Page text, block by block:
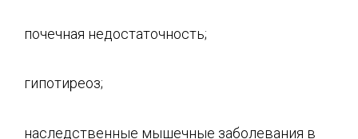
почечная недостаточность;
гипотиреоз;
наследственные мышечные заболевания в